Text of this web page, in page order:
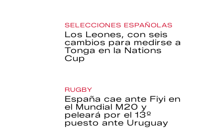
SELECCIONES ESPAÑOLAS
Los Leones, con seis
cambios para medirse a
Tonga en la Nations
Cup
RUGBY
España cae ante Fiyi en
el Mundial M20 y
peleará por el 13º
puesto ante Uruguay